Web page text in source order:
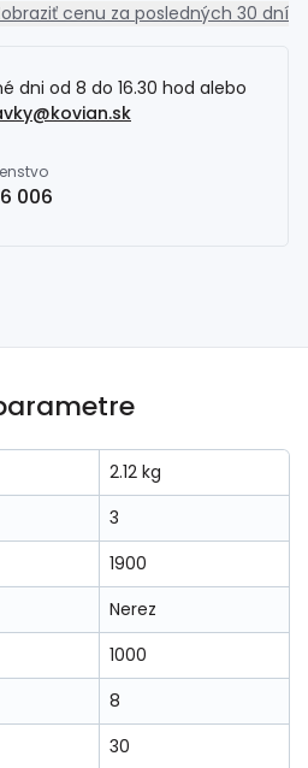
cenu za posledných 30 dní
dni od 8 do 16.30 hod alebo
006
2.12 kg
3
1900
Nerez
1000
8
30